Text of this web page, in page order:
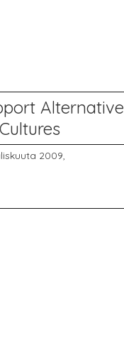
Alternative
2009,